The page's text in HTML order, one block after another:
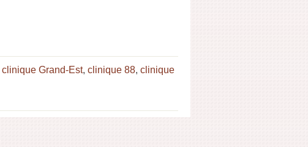
clinique Grand-Est, clinique 88, clinique